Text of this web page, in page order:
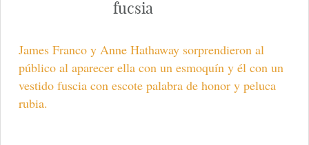
fucsia
James Franco y Anne Hathaway sorprendieron al
público al aparecer ella con un esmoquín y él con un
vestido fuscia con escote palabra de honor y peluca
rubia.